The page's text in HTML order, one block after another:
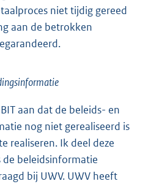
niet tijdig gereed
aan de betrokken
aan dat de beleids- en
nog niet gerealiseerd is
realiseren. Ik deel deze
de beleidsinformatie
bij UWV. UWV heeft